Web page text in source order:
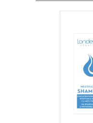
Ξανθό
Σαντρέ